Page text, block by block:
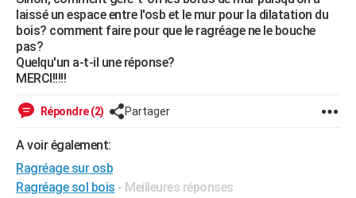
Guides de France
Escapades
Patrimoine
Expositions
Musées
Week-end nature
+LIFESTYLE
Art de vivre
Bien-être
Loisirs
Mode
Modes de vie
SANTE
Alimentation
Guide de la santé
Maladies
Médicaments
Sommeil
Destinations
City break
Voyage nature
Voyage de noces
Forum
Climat
GUIDES D'ACHAT
BONS PLANS
laissé un espace entre l'osb et le mur pour la dilatation du
bois? comment faire pour que le ragréage ne le bouche
pas?
Quelqu'un a-t-il une réponse?
MERCI!!!!!
Répondre (2) Partager
A voir également:
Ragréage sur osb
Ragréage sol bois - Meilleures réponses